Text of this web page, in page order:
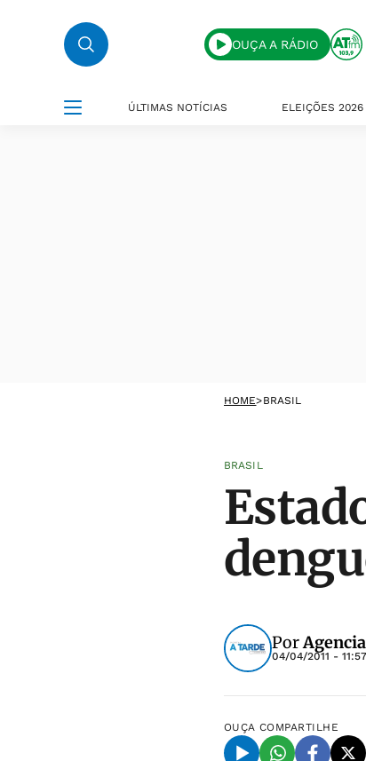
OUÇA A RÁDIO
ÚLTIMAS NOTÍCIAS ELEIÇÕES 2026
HOME>BRASIL
BRASIL
Por
04/04/2011 -
OUÇA COMPARTILHE